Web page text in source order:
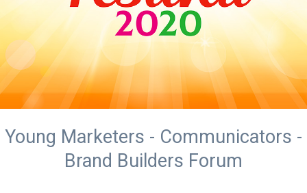
Young Marketers - Communicators -
Brand Builders Forum